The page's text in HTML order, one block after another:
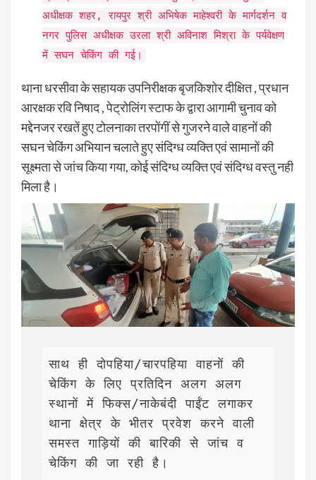
अधीक्षक शहर, रायपुर श्री अभिषेक माहेश्वरी के मार्गदर्शन व
नगर पुलिस अधीक्षक उरला श्री अविनाश मिश्रा के पर्यवेक्षण
में सघन चेकिंग की गई।
थाना धरसीवा के सहायक उपनिरीक्षक बृजकिशोर दीक्षित , प्रधान
आरक्षक रवि निषाद , पेट्रोलिंग स्टाफ के द्वारा आगामी चुनाव को
मद्देनजर रखतें हुए टोलनाका तरपोंगीं से गुजरने वाले वाहनों की
सघन चेकिंग अभियान चलाते हुए संदिग्ध व्यक्ति एवं सामानों की
सूक्ष्मता से जांच किया गया, कोई संदिग्ध व्यक्ति एवं संदिग्ध वस्तु नही
मिला है।
साथ ही दोपहिया/चारपहिया वाहनों की
चेकिंग के लिए प्रतिदिन अलग अलग
स्थानों में फिक्स/नाकेबंदी पाईंट लगाकर
थाना क्षेत्र के भीतर प्रवेश करने वाली
समस्त गाड़ियों की बारिकी से जांच व
चेकिंग की जा रही है।